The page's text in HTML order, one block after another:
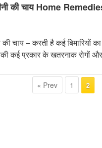
की चाय Home
चाय – करती है कई
कई प्रकार के खतरनाक रोगों
« Prev 1 2